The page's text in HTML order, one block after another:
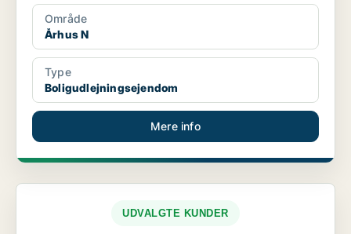
Område
Århus N
Type
Boligudlejningsejendom
Mere info
UDVALGTE KUNDER